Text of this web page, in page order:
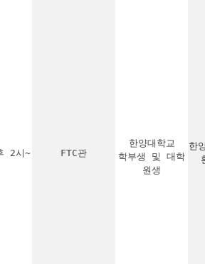
2시~ FTC관
한양대학교
학부생 및 대학
원생
한